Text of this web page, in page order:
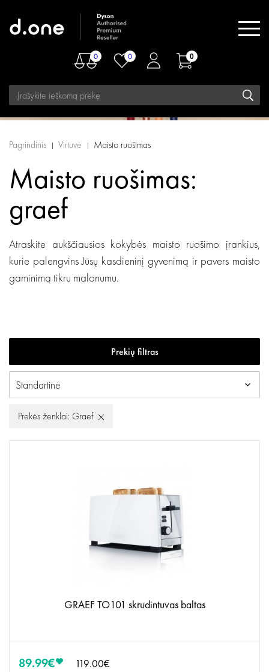
0 0 0
Pagrindinis Virtuvė Maisto ruošimas
Maisto ruošimas:
graef
Atraskite aukščiausios kokybės maisto ruošimo įrankius,
kurie palengvins Jūsų kasdieninį gyvenimą ir pavers maisto
gaminimą tikru malonumu.
Prekių filtras
Prekės ženklai: Graef
GRAEF TO101 skrudintuvas baltas
89.99€ 119.00€